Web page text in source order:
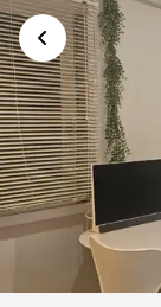
1min